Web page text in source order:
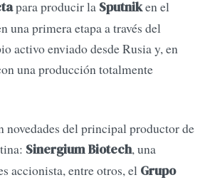
para producir la Sputniken el
una primera etapa a través del
activo enviado desde Rusia y, en
una producción totalmente
novedades del principal productor de
Sinergium Biotech, una
accionista, entre otros, el Grupo